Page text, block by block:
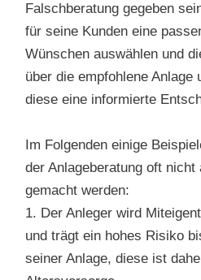
Falschberatung gegeben
für seine Kunden eine
Wünschen auswählen und
über die empfohlene Anlage
diese eine informierte
Im Folgenden einige
der Anlageberatung oft
gemacht werden:
1. Der Anleger wird
und trägt ein hohes Risiko
seiner Anlage, diese ist